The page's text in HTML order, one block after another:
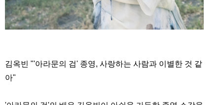
김옥빈 "'아라문의 검' 종영, 사랑하는 사람과 이별한 것 같
아"